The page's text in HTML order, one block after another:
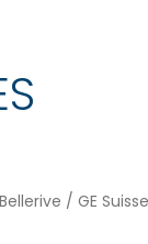
/ GE Suisse